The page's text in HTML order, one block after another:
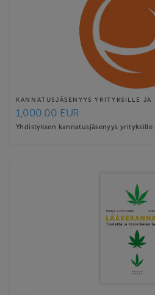
KANNATUSJÄSENYYS YRITYKSILLE JA
1,000.00 EUR
Yhdistyksen kannatusjäsenyys